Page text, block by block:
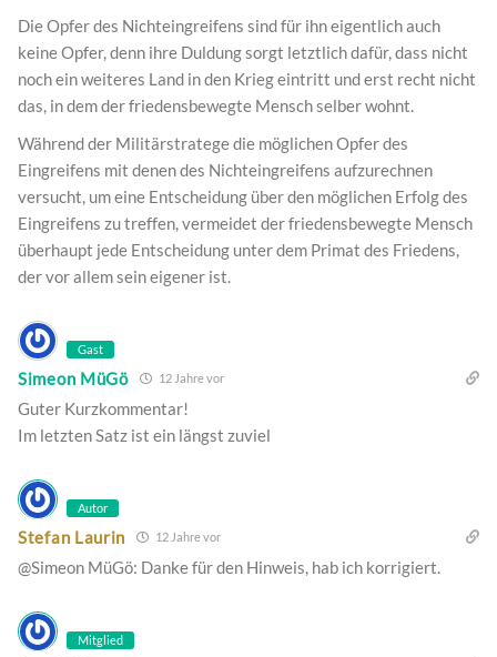
Die Opfer des Nichteingreifens sind für ihn eigentlich auch
keine Opfer, denn ihre Duldung sorgt letztlich dafür, dass nicht
noch ein weiteres Land in den Krieg eintritt und erst recht nicht
das, in dem der friedensbewegte Mensch selber wohnt.
Während der Militärstratege die möglichen Opfer des
Eingreifens mit denen des Nichteingreifens aufzurechnen
versucht, um eine Entscheidung über den möglichen Erfolg des
Eingreifens zu treffen, vermeidet der friedensbewegte Mensch
überhaupt jede Entscheidung unter dem Primat des Friedens,
der vor allem sein eigener ist.
Gast
Simeon MüGö 12 Jahre vor
Guter Kurzkommentar!
Im letzten Satz ist ein längst zuviel
Autor
Stefan Laurin 12 Jahre vor
@Simeon MüGö: Danke für den Hinweis, hab ich korrigiert.
Mitglied